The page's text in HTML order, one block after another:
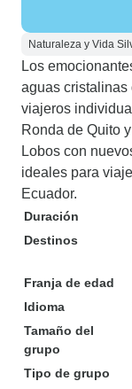
Naturaleza y Vida
Los
aguas cristalinas
viajeros
Ronda de Quito
Lobos con
ideales para
Ecuador.
Duración
Destinos
Franja de edad
Idioma
Tamaño del
grupo
Tipo de grupo